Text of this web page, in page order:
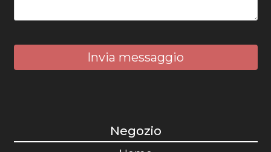
Invia messaggio
Negozio